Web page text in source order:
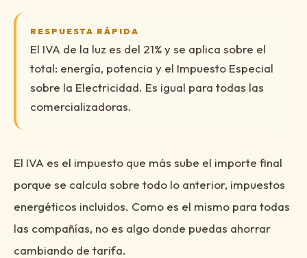
RESPUESTA RÁPIDA
El IVA de la luz es del 21% y se aplica sobre el
total: energía, potencia y el Impuesto Especial
sobre la Electricidad. Es igual para todas las
comercializadoras.
El IVA es el impuesto que más sube el importe final
porque se calcula sobre todo lo anterior, impuestos
energéticos incluidos. Como es el mismo para todas
las compañías, no es algo donde puedas ahorrar
cambiando de tarifa.